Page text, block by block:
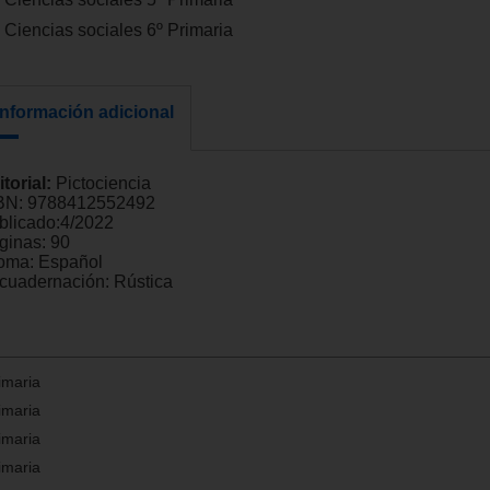
Ciencias sociales 6º Primaria
adicional
Pictociencia
9788412552492
4/2022
90
Español
Rústica